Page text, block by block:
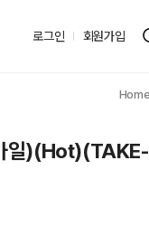
로그인 회원가입
일)(Hot)(TAKE-